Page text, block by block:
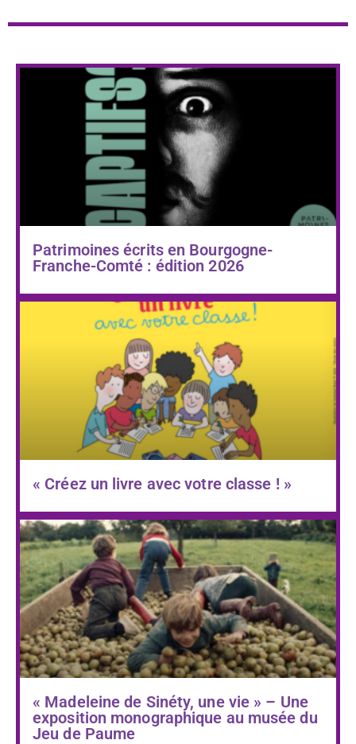
Patrimoines écrits en Bourgogne-
Franche-Comté : édition 2026
« Créez un livre avec votre classe ! »
« Madeleine de Sinéty, une vie » – Une
exposition monographique au musée du
Jeu de Paume